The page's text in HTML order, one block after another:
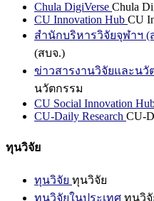
Chula DigiVerse Chula
CU Innovation Hub CU
สำนักบริหารวิจัยจุฬาฯ (
(สบจ.)
ข่าวสารงานวิจัยและนวั
นวัตกรรม
CU Social Innovation
CU-Daily Research CU-
ทุนวิจัย
ทุนวิจัย ทุนวิจัย
ทุนวิจัยในประเทศ ทุนวิจั